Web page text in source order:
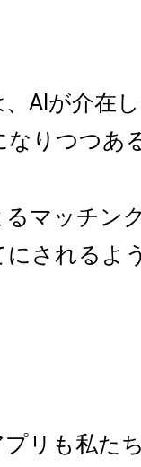
AIが介在
なりつつあ
マッチン
されるよ
リも私た